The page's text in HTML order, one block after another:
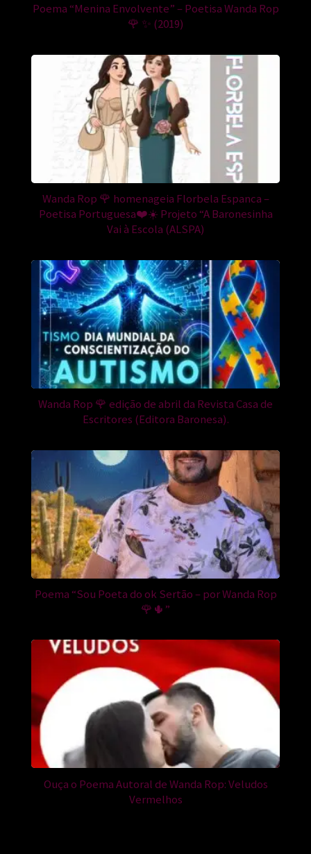
Poema “Menina Envolvente” – Poetisa Wanda Rop
🌹 ✨ (2019)
Wanda Rop 🌹 homenageia Florbela Espanca –
Poetisa Portuguesa❤️☀️ Projeto “A Baronesinha
Vai à Escola (ALSPA)
Wanda Rop 🌹 edição de abril da Revista Casa de
Escritores (Editora Baronesa).
Poema “Sou Poeta do ok Sertão – por Wanda Rop
🌹🌵”
Ouça o Poema Autoral de Wanda Rop: Veludos
Vermelhos